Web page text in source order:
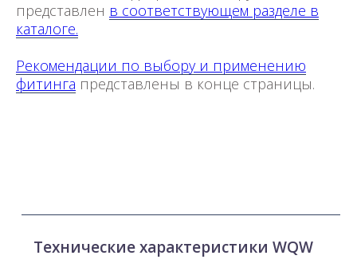
представлен в соответствующем разделе в
каталоге.
Рекомендации по выбору и применению
фитинга представлены в конце страницы.
Технические характеристики WQW